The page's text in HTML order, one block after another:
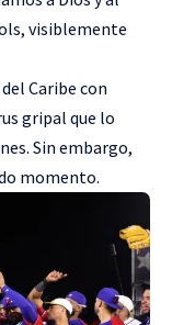
visiblemente
Caribe con
gripal que lo
Sin embargo,
momento.